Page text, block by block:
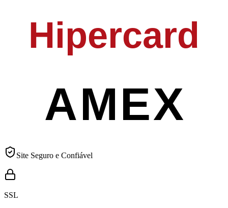
Hipercard
AMEX
Site Seguro e Confiável
SSL